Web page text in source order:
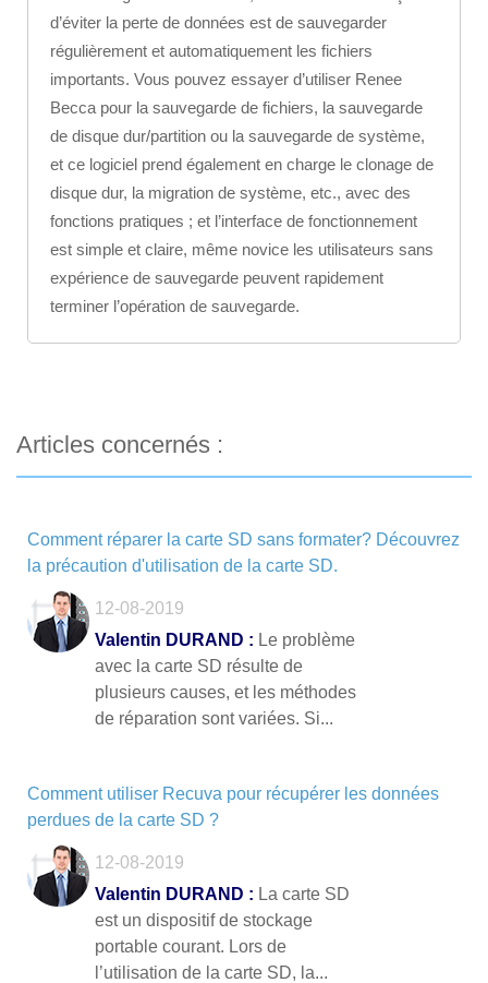
d’éviter la perte de données est de sauvegarder
régulièrement et automatiquement les fichiers
importants. Vous pouvez essayer d’utiliser Renee
Becca pour la sauvegarde de fichiers, la sauvegarde
de disque dur/partition ou la sauvegarde de système,
et ce logiciel prend également en charge le clonage de
disque dur, la migration de système, etc., avec des
fonctions pratiques ; et l’interface de fonctionnement
est simple et claire, même novice les utilisateurs sans
expérience de sauvegarde peuvent rapidement
terminer l’opération de sauvegarde.
Articles concernés :
Comment réparer la carte SD sans formater? Découvrez
la précaution d'utilisation de la carte SD.
12-08-2019
Valentin DURAND : Le problème
avec la carte SD résulte de
plusieurs causes, et les méthodes
de réparation sont variées. Si...
Comment utiliser Recuva pour récupérer les données
perdues de la carte SD ?
12-08-2019
Valentin DURAND : La carte SD
est un dispositif de stockage
portable courant. Lors de
l’utilisation de la carte SD, la...